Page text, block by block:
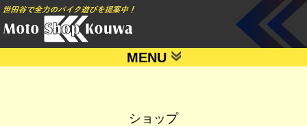
MENU
ショップ